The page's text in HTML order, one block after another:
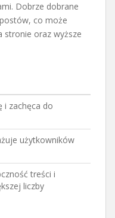
Dobrze dobrane
co może
stronie oraz wyższe
i zachęca do
użytkowników
treści i
liczby